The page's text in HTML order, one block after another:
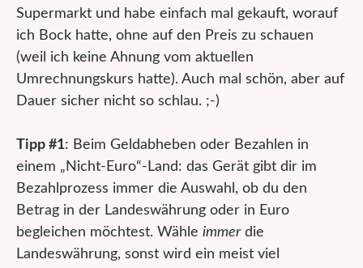
Supermarkt und habe einfach mal gekauft, worauf
ich Bock hatte, ohne auf den Preis zu schauen
(weil ich keine Ahnung vom aktuellen
Umrechnungskurs hatte). Auch mal schön, aber auf
Dauer sicher nicht so schlau. ;-)
Tipp #1: Beim Geldabheben oder Bezahlen in
einem „Nicht-Euro“-Land: das Gerät gibt dir im
Bezahlprozess immer die Auswahl, ob du den
Betrag in der Landeswährung oder in Euro
begleichen möchtest. Wähle immerdie
Landeswährung, sonst wird ein meist viel